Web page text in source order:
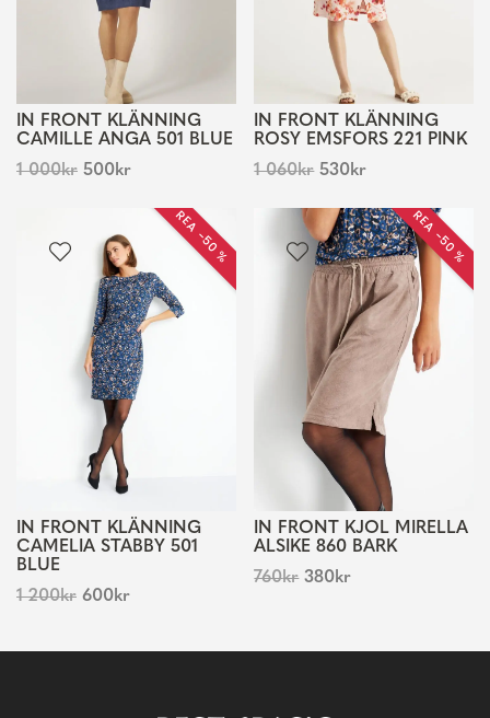
IN FRONT KLÄNNING
CAMILLE ANGA 501 BLUE
1 000kr 500kr
IN FRONT KLÄNNING
ROSY EMSFORS 221 PINK
1 060kr 530kr
REA −50 %
IN FRONT KLÄNNING
CAMELIA STABBY 501
BLUE
1 200kr 600kr
REA −50 %
IN FRONT KJOL MIRELLA
ALSIKE 860 BARK
760kr 380kr